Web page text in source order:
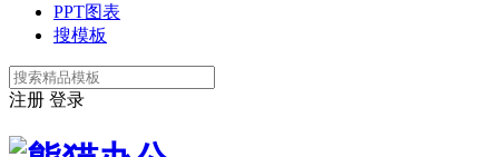
PPT图表
搜模板
注册 登录